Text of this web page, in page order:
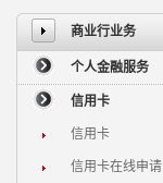
商业行业务
个人金融服务
信用卡
信用卡
信用卡在线申请